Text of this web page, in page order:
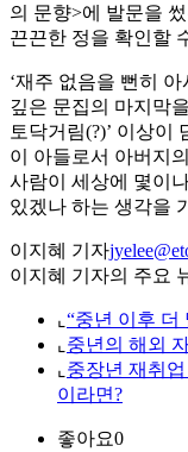
의 문향>에 발문을
끈끈한 정을 확인할
‘재주 없음을 뻔히
깊은 문집의 마지막
토닥거림(?)’ 이상이
이 아들로서 아버지
사람이 세상에 몇이
있겠나 하는 생각을
이지혜 기자
이지혜 기자의 주요
⌞ “중년 이후 더
⌞ 중년의 해외
⌞ 중장년 재취
이라면?
좋아요0